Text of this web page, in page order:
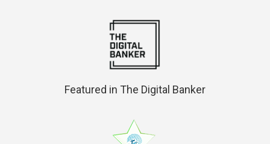
Featured in The Digital Banker